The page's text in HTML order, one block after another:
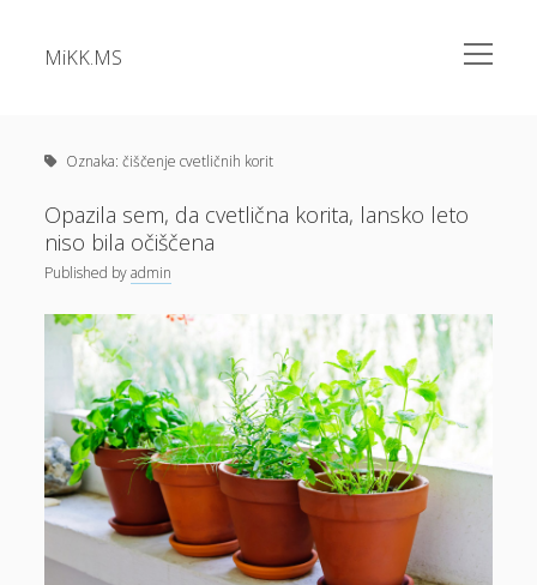
MiKK.MS
open
menu
Alu okna
Apartma Bovec
Bazeni Intex
Casino
Cene elektrike
Cvetlična korita
Dermatolog samoplačniško
Diesel
Dokolenke
Dom in vrt
Oznaka:čiščenje cvetličnih korit
Opazila sem, da cvetlična korita, lansko leto
niso bila očiščena
Published byadmin